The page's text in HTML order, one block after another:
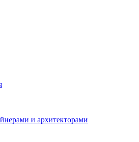
и архитекторами